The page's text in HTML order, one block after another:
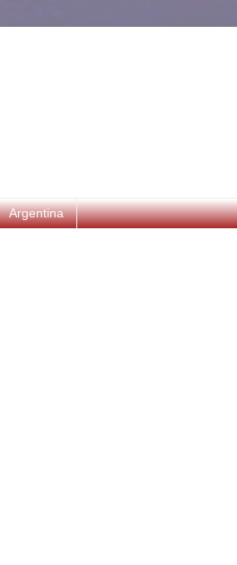
Argentina